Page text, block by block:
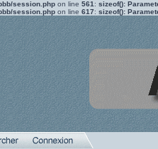
session.php on line 561 : sizeof():
session.php on line 617: sizeof():